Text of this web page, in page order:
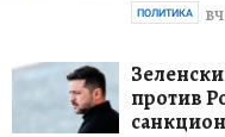
ПОЛИТИКА
против